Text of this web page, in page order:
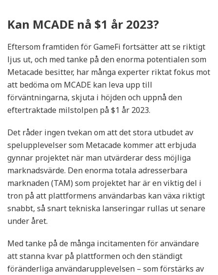
Kan MCADE nå $1 år 2023?
Eftersom framtiden för GameFi fortsätter att se riktigt
ljus ut, och med tanke på den enorma potentialen som
Metacade besitter, har många experter riktat fokus mot
att bedöma om MCADE kan leva upp till
förväntningarna, skjuta i höjden och uppnå den
eftertraktade milstolpen på $1 år 2023.
Det råder ingen tvekan om att det stora utbudet av
spelupplevelser som Metacade kommer att erbjuda
gynnar projektet när man utvärderar dess möjliga
marknadsvärde. Den enorma totala adresserbara
marknaden (TAM) som projektet har är en viktig del i
tron på att plattformens användarbas kan växa riktigt
snabbt, så snart tekniska lanseringar rullas ut senare
under året.
Med tanke på de många incitamenten för användare
att stanna kvar på plattformen och den ständigt
föränderliga användarupplevelsen – som förstärks av